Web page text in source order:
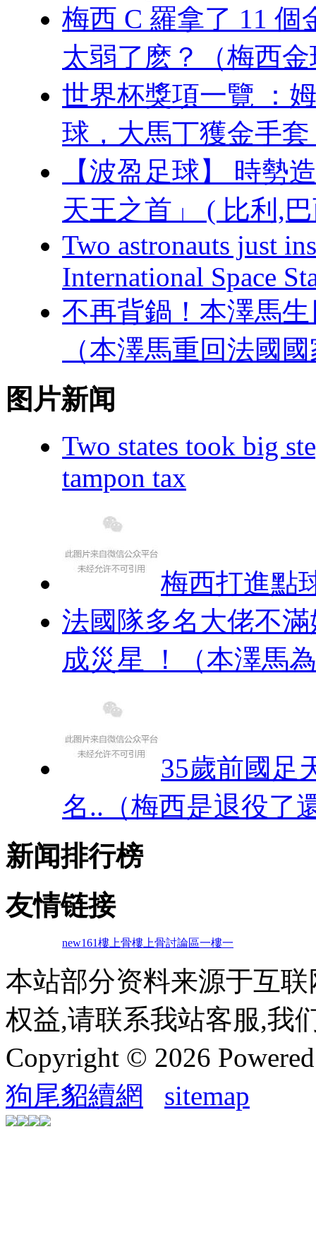
梅西 C 羅拿了 11 個
太弱了麽？（梅西
世界杯獎項一覽 ：
球，大馬丁獲金
【波盈足球】 時勢
天王之首」 ( 比利,
Two astronauts just
International Space
不再背鍋！本澤馬
（本澤馬重回法國
图片新闻
Two states took big
tampon tax
梅西打進點
法國隊多名大佬不滿
成災星 ！（本澤
35歲前國足
名..（梅西是退役了
新闻排行榜
友情链接
new161樓上骨樓上骨討論區一樓一
本站部分资料来源于互
权益,请联系我站客服,我
Copyright © 2026
狗尾貂續網
sitemap